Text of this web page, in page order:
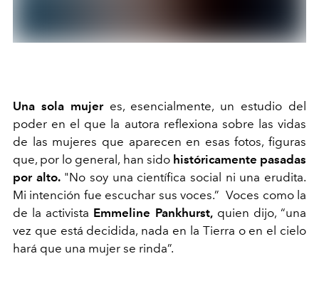
Una sola mujeres, esencialmente, un estudio del
poder en el que la autora reflexiona sobre las vidas
de las mujeres que aparecen en esas fotos, figuras
que, por lo general, han sido históricamente pasadas
por alto."No soy una científica social ni una erudita.
Mi intención fue escuchar sus voces.” Voces como la
de la activista Emmeline Pankhurst,quien dijo, “una
vez que está decidida, nada en la Tierra o en el cielo
hará que una mujer se rinda”.